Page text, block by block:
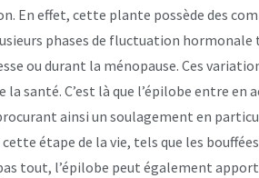
En effet, cette plante possède des
phases de fluctuation
ou durant la ménopause. Ces
la santé. C’est là que l’épilobe entre
ainsi un soulagement en
étape de la vie, tels que les
tout, l’épilobe peut également